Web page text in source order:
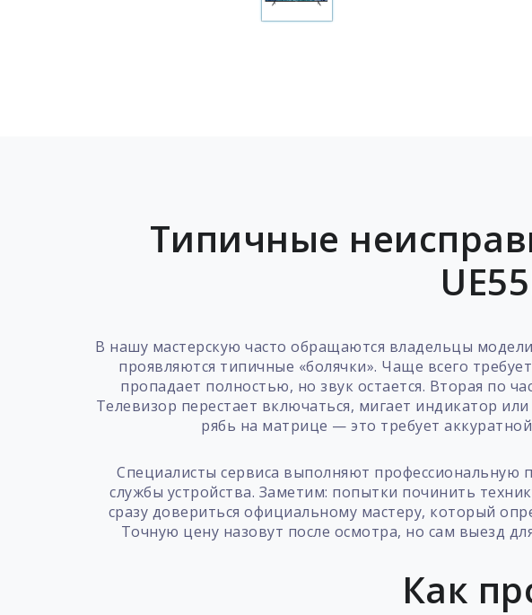
Типичные
В нашу мастерскую часто обращаются владельцы
проявляются типичные «болячки». Чаще всего
пропадает полностью, но звук остается. Вторая по
Телевизор перестает включаться, мигает индикатор
рябь на матрице — это требует
Специалисты сервиса выполняют профессиональную
службы устройства. Заметим: попытки починить
сразу довериться официальному мастеру, который
Точную цену назовут после осмотра, но сам выезд
Как